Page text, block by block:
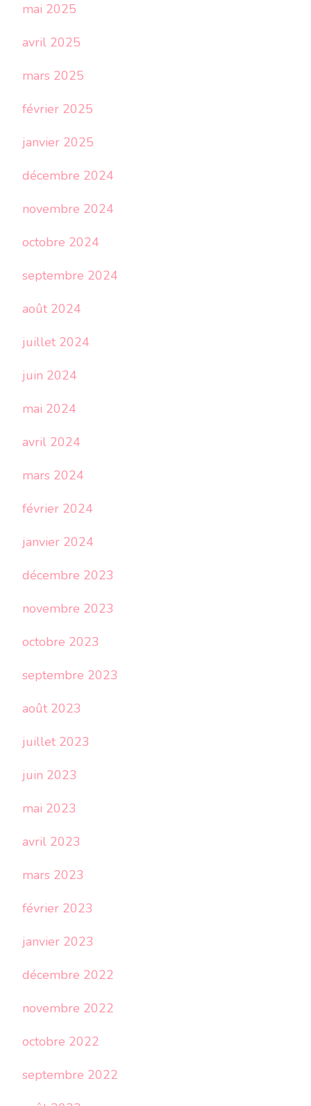
mai 2025
avril 2025
mars 2025
février 2025
janvier 2025
décembre 2024
novembre 2024
octobre 2024
septembre 2024
août 2024
juillet 2024
juin 2024
mai 2024
avril 2024
mars 2024
février 2024
janvier 2024
décembre 2023
novembre 2023
octobre 2023
septembre 2023
août 2023
juillet 2023
juin 2023
mai 2023
avril 2023
mars 2023
février 2023
janvier 2023
décembre 2022
novembre 2022
octobre 2022
septembre 2022